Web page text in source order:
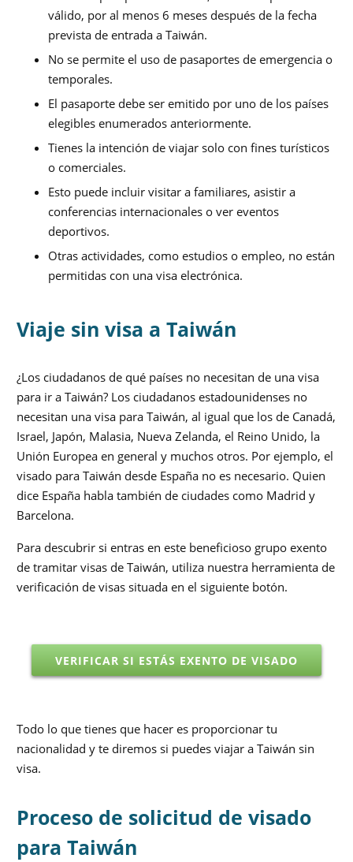
válido, por al menos 6 meses después de la fecha
prevista de entrada a Taiwán.
No se permite el uso de pasaportes de emergencia o
temporales.
El pasaporte debe ser emitido por uno de los países
elegibles enumerados anteriormente.
Tienes la intención de viajar solo con fines turísticos
o comerciales.
Esto puede incluir visitar a familiares, asistir a
conferencias internacionales o ver eventos
deportivos.
Otras actividades, como estudios o empleo, no están
permitidas con una visa electrónica.
Viaje sin visa a Taiwán
¿Los ciudadanos de qué países no necesitan de una visa
para ir a Taiwán? Los ciudadanos estadounidenses no
necesitan una visa para Taiwán, al igual que los de Canadá,
Israel, Japón, Malasia, Nueva Zelanda, el Reino Unido, la
Unión Europea en general y muchos otros. Por ejemplo, el
visado para Taiwán desde España no es necesario. Quien
dice España habla también de ciudades como Madrid y
Barcelona.
Para descubrir si entras en este beneficioso grupo exento
de tramitar visas de Taiwán, utiliza nuestra herramienta de
verificación de visas situada en el siguiente botón.
VERIFICAR SI ESTÁS EXENTO DE VISADO
Todo lo que tienes que hacer es proporcionar tu
nacionalidad y te diremos si puedes viajar a Taiwán sin
visa.
Proceso de solicitud de visado
para Taiwán